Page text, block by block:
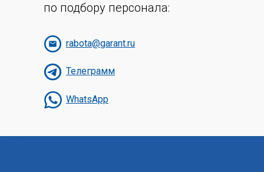
по подбору персонала:
rabota@garant.ru
Телеграмм
WhatsApp